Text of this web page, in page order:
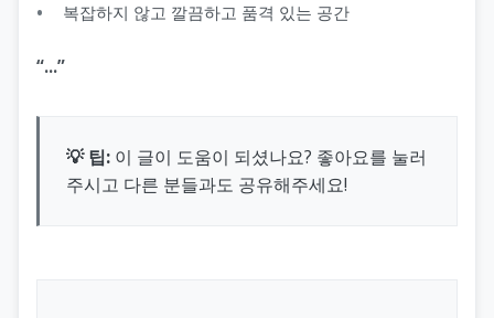
복잡하지 않고 깔끔하고 품격 있는 공간
“...”
💡 팁: 이 글이 도움이 되셨나요? 좋아요를 눌러
주시고 다른 분들과도 공유해주세요!